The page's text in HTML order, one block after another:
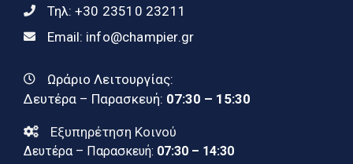
Τηλ: +30 23510 23211
Email: info@champier.gr
Ωράριο Λειτουργίας:
Δευτέρα – Παρασκευή: 07:30 – 15:30
Εξυπηρέτηση Κοινού
Δευτέρα – Παρασκευή: 07:30 – 14:30